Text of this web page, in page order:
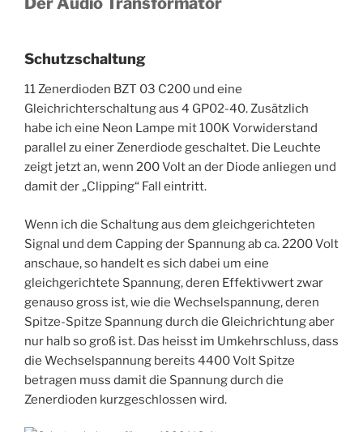
Schutzschaltung
11 Zenerdioden BZT 03 C200 und eine
Gleichrichterschaltung aus 4 GP02-40. Zusätzlich
habe ich eine Neon Lampe mit 100K Vorwiderstand
parallel zu einer Zenerdiode geschaltet. Die Leuchte
zeigt jetzt an, wenn 200 Volt an der Diode anliegen und
damit der „Clipping“ Fall eintritt.
Wenn ich die Schaltung aus dem gleichgerichteten
Signal und dem Capping der Spannung ab ca. 2200 Volt
anschaue, so handelt es sich dabei um eine
gleichgerichtete Spannung, deren Effektivwert zwar
genauso gross ist, wie die Wechselspannung, deren
Spitze-Spitze Spannung durch die Gleichrichtung aber
nur halb so groß ist. Das heisst im Umkehrschluss, dass
die Wechselspannung bereits 4400 Volt Spitze
betragen muss damit die Spannung durch die
Zenerdioden kurzgeschlossen wird.